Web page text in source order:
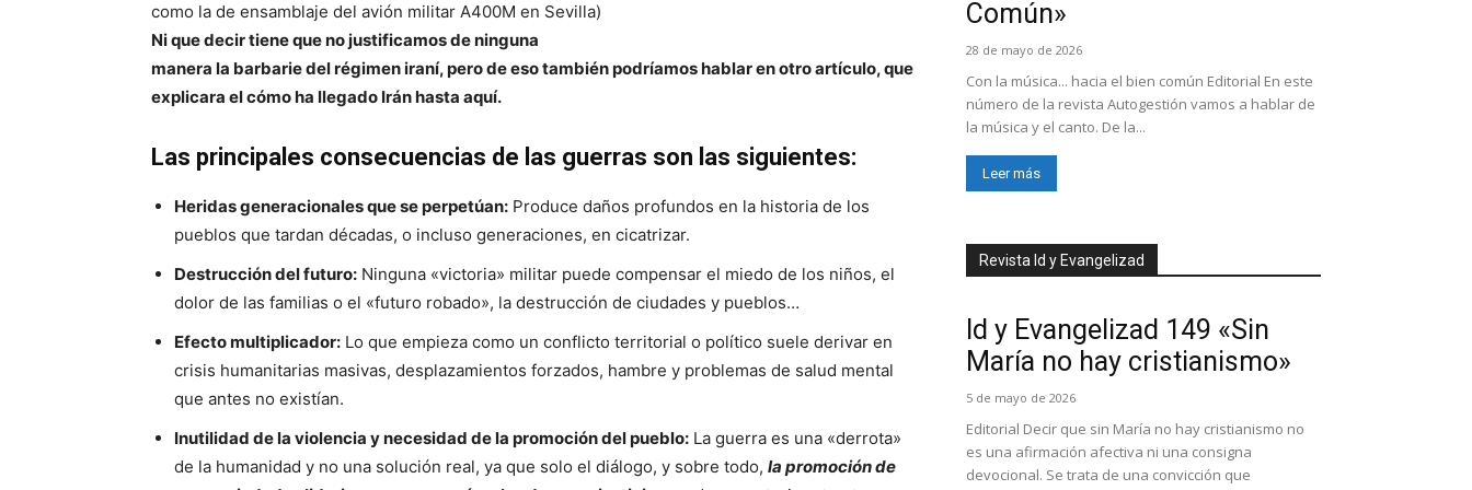
como la de ensamblaje del avión militar A400M en Sevilla)
Ni que decir tiene que no justificamos de ninguna
manera la barbarie del régimen iraní, pero de eso también podríamos hablar en otro artículo, que
explicara el cómo ha llegado Irán hasta aquí.
Las principales consecuencias de las guerras son las siguientes:
Heridas generacionales que se perpetúan: Produce daños profundos en la historia de los
pueblos que tardan décadas, o incluso generaciones, en cicatrizar.
Destrucción del futuro: Ninguna «victoria» militar puede compensar el miedo de los niños, el
dolor de las familias o el «futuro robado», la destrucción de ciudades y pueblos…
Efecto multiplicador: Lo que empieza como un conflicto territorial o político suele derivar en
crisis humanitarias masivas, desplazamientos forzados, hambre y problemas de salud mental
que antes no existían.
Inutilidad de la violencia y necesidad de la promoción del pueblo: La guerra es una «derrota»
de la humanidad y no una solución real, ya que solo el diálogo, y sobre todo, la promoción de
Común»
28 de mayo de 2026
Con la música... hacia el bien común Editorial En este
número de la revista Autogestión vamos a hablar de
la música y el canto. De la...
Leer más
Revista Id y Evangelizad
Id y Evangelizad 149 «Sin
María no hay cristianismo»
5 de mayo de 2026
Editorial Decir que sin María no hay cristianismo no
es una afirmación afectiva ni una consigna
devocional. Se trata de una convicción que